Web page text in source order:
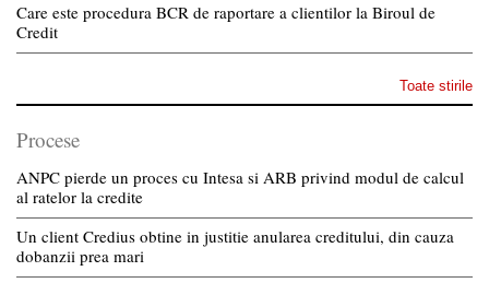
Care este procedura BCR de raportare a clientilor la Biroul de
Credit
Toate stirile
Procese
ANPC pierde un proces cu Intesa si ARB privind modul de calcul
al ratelor la credite
Un client Credius obtine in justitie anularea creditului, din cauza
dobanzii prea mari